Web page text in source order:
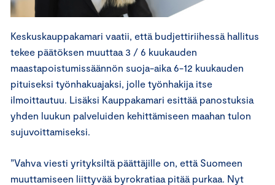
Keskuskauppakamari vaatii, että budjettiriihessä hallitus
tekee päätöksen muuttaa 3 / 6 kuukauden
maastapoistumissäännön suoja-aika 6-12 kuukauden
pituiseksi työnhakuajaksi, jolle työnhakija itse
ilmoittautuu. Lisäksi Kauppakamari esittää panostuksia
yhden luukun palveluiden kehittämiseen maahan tulon
sujuvoittamiseksi.
”Vahva viesti yrityksiltä päättäjille on, että Suomeen
muuttamiseen liittyvää byrokratiaa pitää purkaa. Nyt